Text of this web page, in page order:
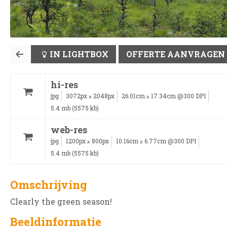
IN LIGHTBOX OFFERTE AANVRAGEN
hi-res
jpg 3072px x 2048px 26.01cm x 17.34cm @300 DPI
5.4 mb (5575 kb)
web-res
jpg 1200px x 800px 10.16cm x 6.77cm @300 DPI
5.4 mb (5575 kb)
Omschrijving
Clearly the green season!
Beeldinformatie